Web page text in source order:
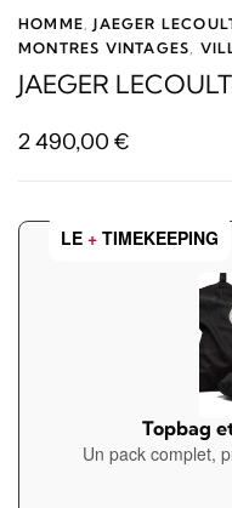
HOMME,JAEGER
MONTRES VINTAGES,
JAEGER
2 490,00 €
LE + TIMEKEEPING
Topbag
Un pack complet,